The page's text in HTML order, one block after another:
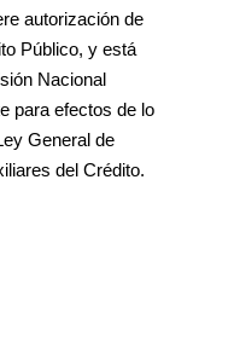
autorización de
Público, y está
Nacional
para efectos de lo
General de
del Crédito.